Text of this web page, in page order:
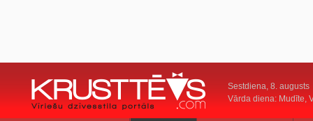
Sestdiena, 8. augusts
Vārda diena: Mudīte,